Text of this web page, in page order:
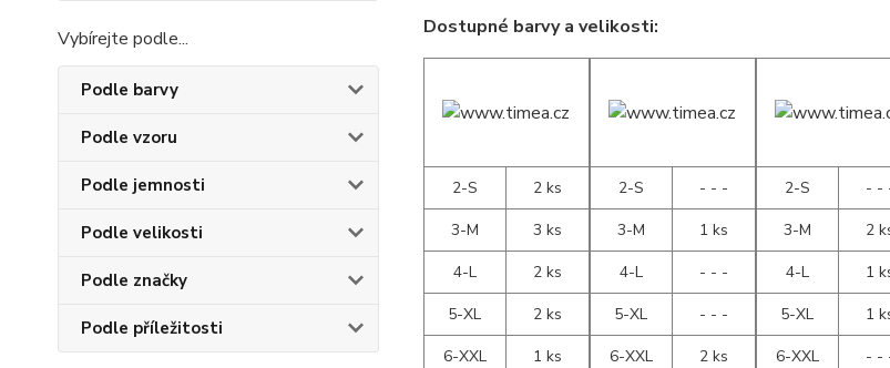
Vybírejte podle...
Podle barvy
Podle vzoru
Podle jemnosti
Podle velikosti
Podle značky
Podle příležitosti
Dostupné barvy a velikosti:
2-S
2 ks
3-M
3 ks
4-L
2 ks
5-XL
2 ks
6-XXL
1 ks
2-S
- - -
3-M
1 ks
4-L
- - -
5-XL
- - -
6-XXL
2 ks
2-S
- -
3-M
2
4-L
1
5-XL
1
6-XXL
- -